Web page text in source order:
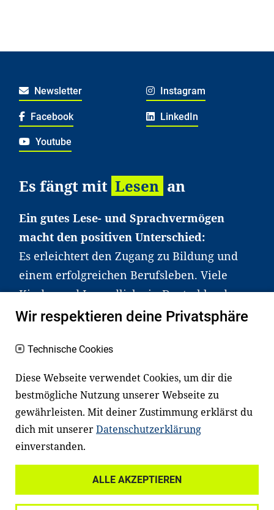
Newsletter Instagram
Facebook LinkedIn
Youtube
Es fängt mit Lesen an
Ein gutes Lese- und Sprachvermögen
macht den positiven Unterschied:
Es erleichtert den Zugang zu Bildung und
einem erfolgreichen Berufsleben. Viele
Kinder und Jugendliche in Deutschland
haben aber große Schwierigkeiten dabei.
an Familien sowie an Erzieher*innen,
Lehrer*innen und andere
Fachexpert*innen. Dafür arbeiten wir eng
mit Ministerien, wissenschaftlichen
Einrichtungen, Verbänden, Unternehmen
und anderen Stiftungen zusammen.
Wir respektieren deine Privatsphäre
Technische Cookies
Diese Webseite verwendet Cookies, um dir die
bestmögliche Nutzung unserer Webseite zu
gewährleisten. Mit deiner Zustimmung erklärst du
dich mit unsererDatenschutzerklärung
einverstanden.
ALLE AKZEPTIEREN